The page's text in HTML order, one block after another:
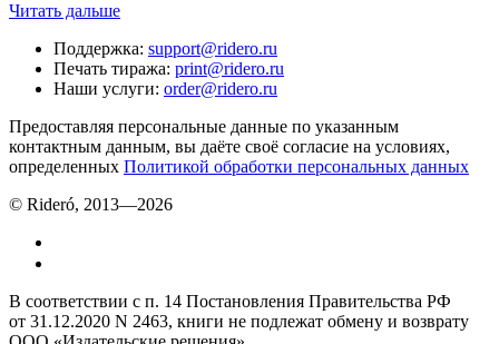
Читать дальше
Поддержка: support@ridero.ru
Печать тиража: print@ridero.ru
Наши услуги: order@ridero.ru
Предоставляя персональные данные по указанным
контактным данным, вы даёте своё согласие на условиях,
определенных Политикой обработки персональных данных
© Rideró, 2013—2026
В соответствии с п. 14 Постановления Правительства РФ
от 31.12.2020 N 2463, книги не подлежат обмену и возврату